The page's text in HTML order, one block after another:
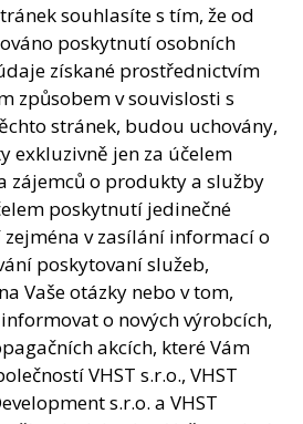
- Doprava
výrobky
Nadace
Kontakt
souhlasíte s tím, že od
poskytnutí osobních
získané prostřednictvím
způsobem v souvislosti s
stránek, budou uchovány,
exkluzivně jen za účelem
zájemců o produkty a služby
poskytnutí jedinečné
v zasílání informací o
poskytovaní služeb,
Vaše otázky nebo v tom,
o nových výrobcích,
akcích, které Vám
VHST s.r.o., VHST
s.r.o. a VHST